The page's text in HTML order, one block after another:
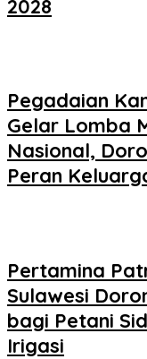
2028
Pegadaian
Gelar Lomba
Nasional,
Peran
Pertamina
Sulawesi
bagi Petani
Irigasi